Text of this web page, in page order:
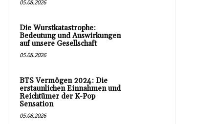
05.08.2026
Die Wurstkatastrophe:
Bedeutung und Auswirkungen
auf unsere Gesellschaft
05.08.2026
BTS Vermögen 2024: Die
erstaunlichen Einnahmen und
Reichtümer der K-Pop
Sensation
05.08.2026